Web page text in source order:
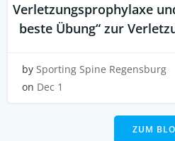
Verletzungsprophylaxe
beste Übung“ zur
by Sporting Spine Regensburg
on Dec 1
ZUM